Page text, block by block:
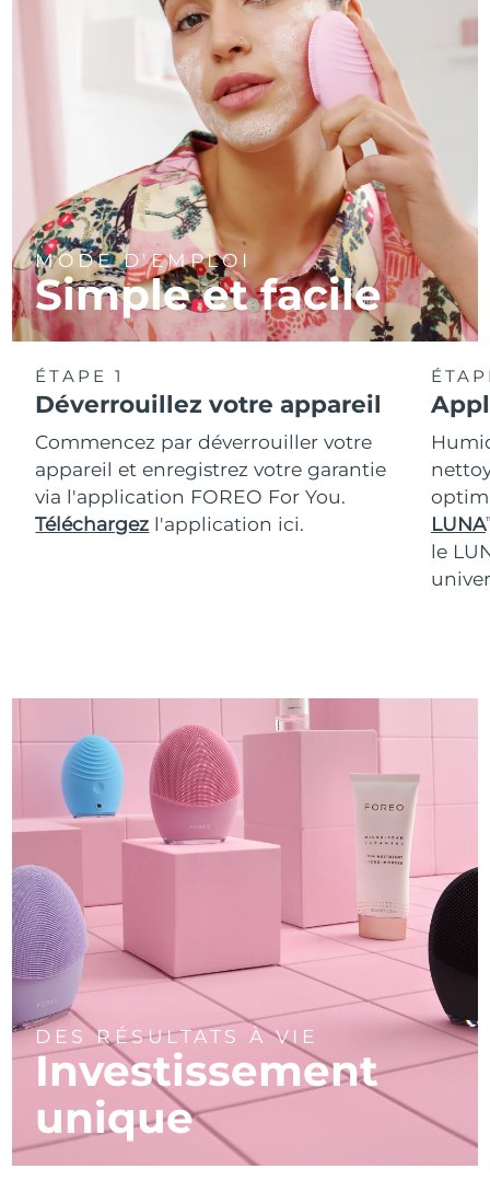
MODE D'EMPLOI
Simple et facile
ÉTAPE 1
Déverrouillez votre appareil
Commencez par déverrouiller votre
appareil et enregistrez votre garantie
via l'application FOREO For You.
Téléchargez l'application ici.
LUNA
le
DES RÉSULTATS À VIE
Investissement
unique